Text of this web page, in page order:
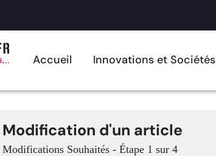
Accueil Innovations et Sociétés
Modification d'un article
Modifications Souhaités - Étape 1 sur 4